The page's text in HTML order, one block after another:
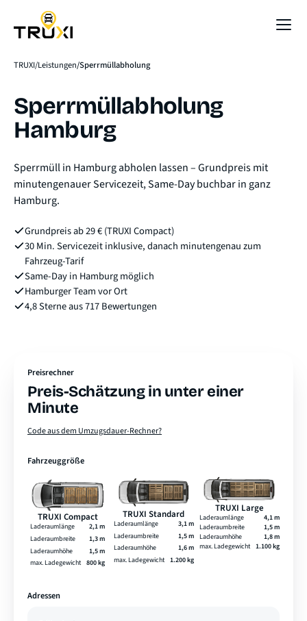
TRUXI Leistungen Sperrmüllabholung
Sperrmüllabholung
Hamburg
Sperrmüll in Hamburg abholen lassen – Grundpreis mit
minutengenauer Servicezeit, Same-Day buchbar in ganz
Hamburg.
Grundpreis ab 29 € (TRUXI Compact)
30 Min. Servicezeit inklusive, danach minutengenau zum
Fahrzeug-Tarif
Same-Day in Hamburg möglich
Hamburger Team vor Ort
4,8 Sterne aus 717 Bewertungen
Preisrechner
Preis-Schätzung in unter einer
Minute
Code aus dem Umzugsdauer-Rechner?
Fahrzeuggröße
TRUXI Compact
Laderaumlänge
2,1 m
Laderaumbreite
1,3 m
Laderaumhöhe
1,5 m
max. Ladegewicht 800 kg
TRUXI Standard
Laderaumlänge
3,1 m
Laderaumbreite
1,5 m
Laderaumhöhe
1,6 m
max. Ladegewicht
1.200 kg
TRUXI Large
Laderaumlänge
4,1 m
Laderaumbreite
1,5 m
Laderaumhöhe
1,8 m
max. Ladegewicht 1.100 kg
Adressen